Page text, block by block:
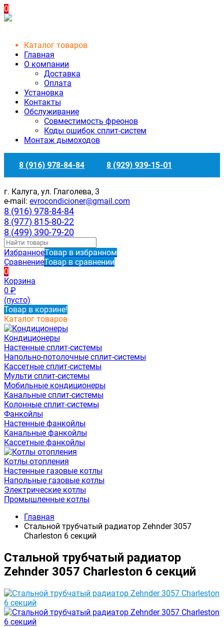
0
Каталог товаров
Главная
О компании
Доставка
Оплата
Установка
Контакты
Обслуживание
Совместимость фреонов
Коды ошибок сплит-систем
Монтаж дымоходов
8 (916) 978-84-84 8 (929) 939-15-01
г. Калуга, ул. Глаголева, 3
e-mail: evrocondicioner@gmail.com
8 (916) 978-84-84
8 (977) 815-80-22
8 (499) 390-79-20
ИзбранноеТовар в избранном
СравнениеТовар в сравнении
0
Корзина
0 ₽
(пусто)
Товар в корзине!
Каталог товаров
Кондиционеры
Настенные сплит-системы
Напольно-потолочные сплит-системы
Кассетные сплит-системы
Мульти сплит-системы
Мобильные кондиционеры
Канальные сплит-системы
Колонные сплит-системы
Фанкойлы
Настенные фанкойлы
Канальные фанкойлы
Кассетные фанкойлы
Котлы отопления
Настенные газовые котлы
Напольные газовые котлы
Электрические котлы
Промышленные котлы
Главная
Стальной трубчатый радиатор Zehnder 3057
Charleston 6 секций
Стальной трубчатый радиатор
Zehnder 3057 Charleston 6 секций